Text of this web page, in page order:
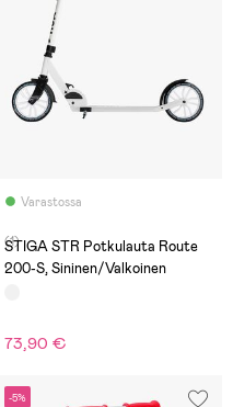
Varastossa
(1)
STIGA STR Potkulauta Route
200-S, Sininen/Valkoinen
73,90 €
-5%